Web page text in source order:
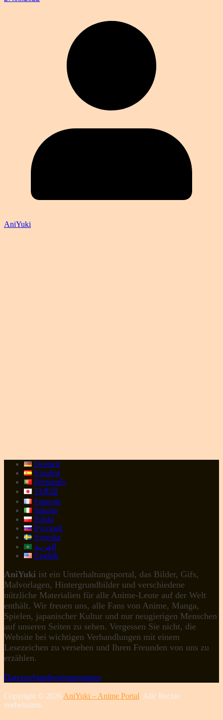
AniYuki
Deutsch
Español
Português
日本語
Français
Italiano
Polski
Русский
Svenska
العربية
English
AniYuki ist ein Unterhaltungsportal, das Bilder, Gifs,
Malvorlagen, Hintergrundbilder und verschiedene
nützliche Materialien für alle Anime-Leute auf der Welt
enthält. Wir freuen uns, alle Fans von Anime, Manga,
Spielen, japanischer Kultur und nur neugierigen Menschen
auf unseren Seiten zu sehen. Vergessen Sie nicht, die
Website bei wichtigen Verhandlungen mit einem
Lesezeichen zu versehen und Ihren Freunden von uns zu
erzählen.
Datenschutzbestimmungen
Copyright © 2026 AniYuki – Anime Portal. Alle Rechte
vorbehalten.